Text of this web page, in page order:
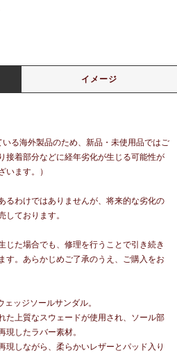
イメージ
る海外製品のため、新品・未使用品ではご
接着部分などに経年劣化が生じる可能性が
います。）
るわけではありませんが、将来的な劣化の
しております。
じた場合でも、修理を行うことで引き続き
す。あらかじめご了承のうえ、ご購入をお
ッジソールサンダル。
た上質なスウェードが使用され、ソール部
現したラバー素材。
現しながら、柔らかいレザーとパッド入り